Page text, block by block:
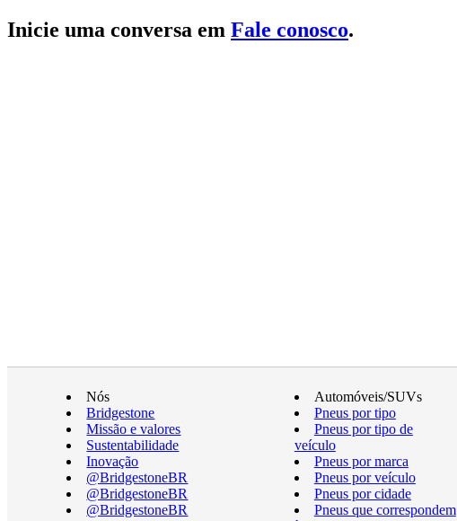
Inicie uma conversa em Fale conosco.
Nós
Bridgestone
Missão e valores
Sustentabilidade
Inovação
@BridgestoneBR
@BridgestoneBR
@BridgestoneBR
Automóveis/SUVs
Pneus por tipo
Pneus por tipo de
veículo
Pneus por marca
Pneus por veículo
Pneus por cidade
Pneus que correspondem